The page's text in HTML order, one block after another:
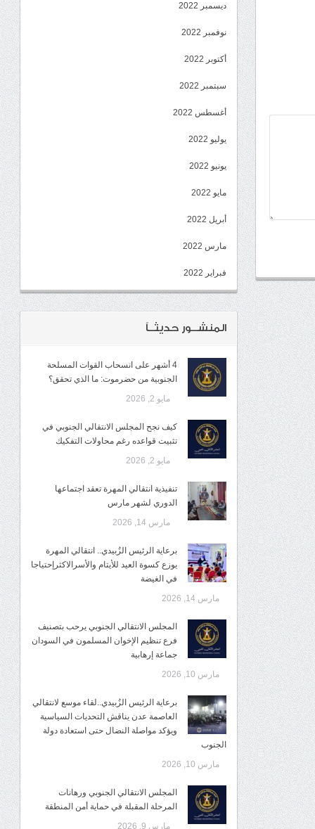
ديسمبر 2022
نوفمبر 2022
أكتوبر 2022
سبتمبر 2022
أغسطس 2022
يوليو 2022
يونيو 2022
مايو 2022
أبريل 2022
مارس 2022
فبراير 2022
المنشــور حديثــاً
4 أشهر على انسحاب القوات المسلحة
الجنوبية من حضرموت: ما الذي تحقق؟
مايو 2, 2026
كيف نجح المجلس الانتقالي الجنوبي في
تثبيت قواعده رغم محاولات التفكيك
مايو 2, 2026
تنفيذية انتقالي المهرة تعقد اجتماعها
الدوري لشهر مارس
مارس 14, 2026
برعاية الرئيس الزُبيدي.. انتقالي المهرة
يوزع كسوة العيد للأيتام والأسرالاكثرإحتياجا
في الغيضة
مارس 14, 2026
المجلس الانتقالي الجنوبي يرحب بتصنيف
فرع تنظيم الإخوان المسلمون في السودان
جماعة إرهابية
مارس 10, 2026
برعاية الرئيس الزُبيدي..لقاء موسع لانتقالي
العاصمة عدن يناقش التحديات السياسية
ويؤكد مواصلة النضال حتى استعادة دولة
الجنوب
مارس 10, 2026
المجلس الانتقالي الجنوبي ورهانات
المرحلة المقبلة في حماية أمن المنطقة
مارس 9, 2026